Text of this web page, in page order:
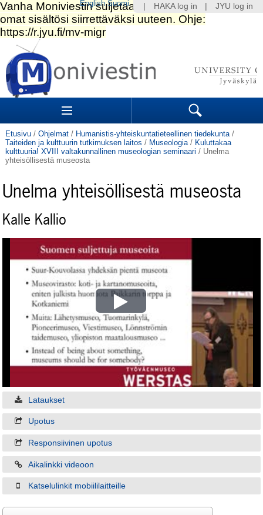
Siirry
sisältöön.
|
Siirry
navigointiin
Sections Search
Etusivu / Ohjelmat / Humanistis-yhteiskuntatieteellinen tiedekunta /
Taiteiden ja kulttuurin tutkimuksen laitos / Museologia / Kuluttakaa
kulttuuria! XVIII valtakunnallinen museologian seminaari / Unelma
yhteisöllisestä museosta
Unelma yhteisöllisestä museosta
Kalle Kallio
Play
Video
Lataukset
Upotus
Responsiivinen upotus
Aikalinkki videoon
Katselulinkit mobiililaitteille
HAKA log in JYU log in
English Suomi